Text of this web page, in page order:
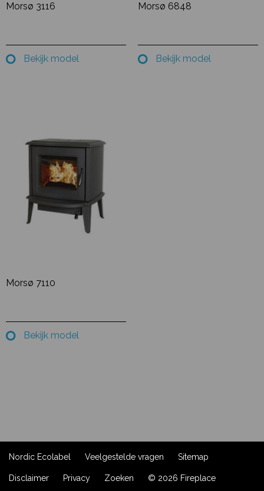
Morsø 3116
Bekijk model
Morsø 6848
Bekijk model
Morsø 7110
Bekijk model
Nordic Ecolabel Veelgestelde vragen Sitemap
Disclaimer Privacy Zoeken © 2026 Fireplace